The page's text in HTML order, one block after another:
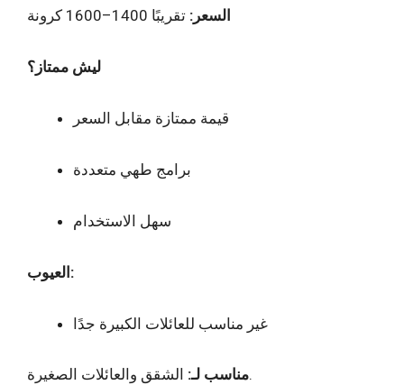
السعر: تقريبًا 1400–1600 كرونة
ليش ممتاز؟
قيمة ممتازة مقابل السعر
برامج طهي متعددة
سهل الاستخدام
العيوب:
غير مناسب للعائلات الكبيرة جدًا
مناسب لـ:الشقق والعائلات الصغيرة.